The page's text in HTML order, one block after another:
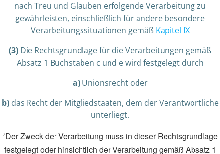
nach Treu und Glauben erfolgende Verarbeitung zu
gewährleisten, einschließlich für andere besondere
Verarbeitungssituationen gemäß Kapitel IX
(3) Die Rechtsgrundlage für die Verarbeitungen gemäß
Absatz 1 Buchstaben c und e wird festgelegt durch
a)Unionsrecht oder
b)das Recht der Mitgliedstaaten, dem der Verantwortliche
unterliegt.
2Der Zweck der Verarbeitung muss in dieser Rechtsgrundlage
festgelegt oder hinsichtlich der Verarbeitung gemäß Absatz 1